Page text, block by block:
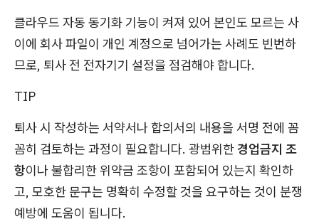
클라우드 자동 동기화 기능이 켜져 있어 본인도 모르는 사
이에 회사 파일이 개인 계정으로 넘어가는 사례도 빈번하
므로, 퇴사 전 전자기기 설정을 점검해야 합니다.
TIP
퇴사 시 작성하는 서약서나 합의서의 내용을 서명 전에 꼼
꼼히 검토하는 과정이 필요합니다. 광범위한경업금지 조
항이나 불합리한 위약금 조항이 포함되어 있는지 확인하
고, 모호한 문구는 명확히 수정할 것을 요구하는 것이 분쟁
예방에 도움이 됩니다.